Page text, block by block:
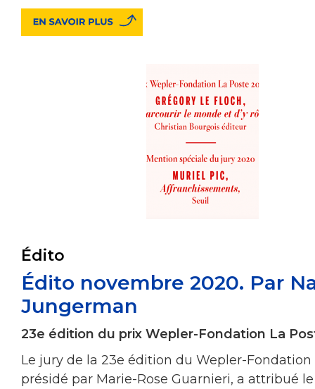
Édito
Édito novembre 2020. Par
Jungerman
23e édition du prix Wepler-Fondation La
Le jury de la 23e édition du Wepler-Fondation
présidé par Marie-Rose Guarnieri, a attribué